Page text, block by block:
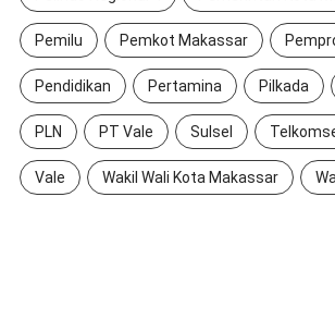
Pemilu Pemkot Makassar
Pendidikan Pertamina Pilkada
PLN PT Vale Sulsel
Vale Wakil Wali Kota Makassar